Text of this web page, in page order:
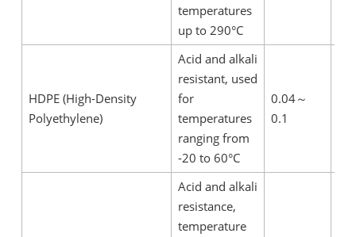
temperatures
up to 290°C
HDPE (High-Density
Polyethylene)
Acid and alkali
resistant, used
for
temperatures
ranging from
-20 to 60°C
0.04～
0.1
Acid and alkali
resistance,
temperature